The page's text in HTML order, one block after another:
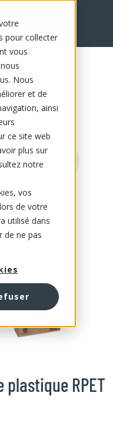
pour collecter
vous
Nous
et de
ainsi
ce site web
plus sur
notre
vos
de votre
utilisé dans
de ne pas
RPET